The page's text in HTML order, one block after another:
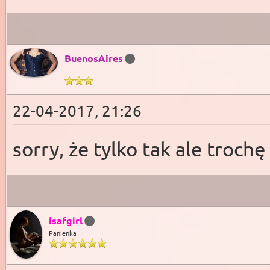
BuenosAires
22-04-2017, 21:26
sorry, że tylko tak ale trochę
isafgirl
Panienka